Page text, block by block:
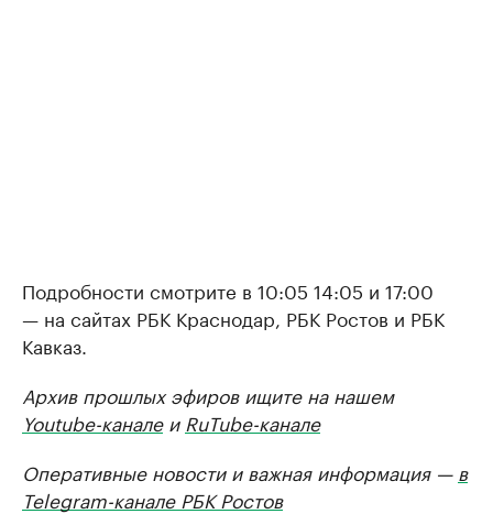
Подробности смотрите в 10:05 14:05 и 17:00
— на сайтах РБК Краснодар, РБК Ростов и РБК
Кавказ.
Архив прошлых эфиров ищите на нашем
Youtube-каналеи RuTube-канале
Оперативные новости и важная информация — в
Telegram-канале РБК Ростов